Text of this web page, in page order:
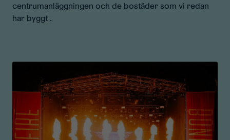
centrumanläggningen och de bostäder som vi redan
har byggt .